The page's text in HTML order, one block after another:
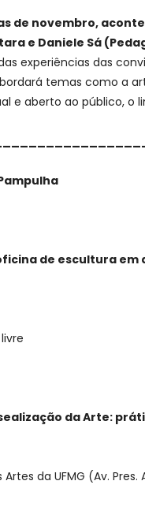
de novembro,
e Daniele Sá
experiências das
temas como a
e aberto ao público, o
de escultura em
da Arte:
da UFMG (Av.